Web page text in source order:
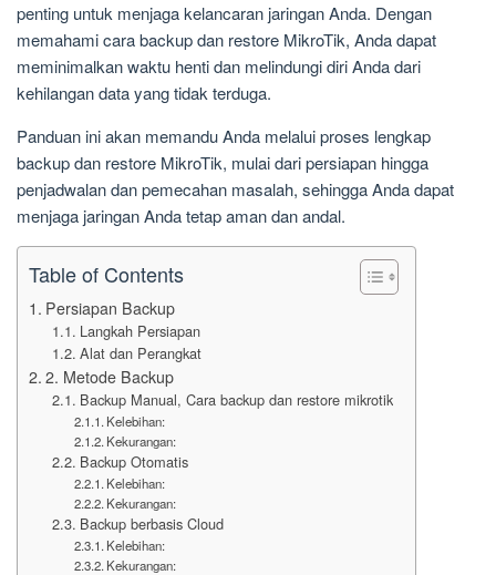
penting untuk menjaga kelancaran jaringan Anda. Dengan
memahami cara backup dan restore MikroTik, Anda dapat
meminimalkan waktu henti dan melindungi diri Anda dari
kehilangan data yang tidak terduga.
Panduan ini akan memandu Anda melalui proses lengkap
backup dan restore MikroTik, mulai dari persiapan hingga
penjadwalan dan pemecahan masalah, sehingga Anda dapat
menjaga jaringan Anda tetap aman dan andal.
Table of Contents
Persiapan Backup
Langkah Persiapan
Alat dan Perangkat
2. Metode Backup
Backup Manual, Cara backup dan restore mikrotik
Kelebihan:
Kekurangan:
Backup Otomatis
Kelebihan:
Kekurangan:
Backup berbasis Cloud
Kelebihan:
Kekurangan: